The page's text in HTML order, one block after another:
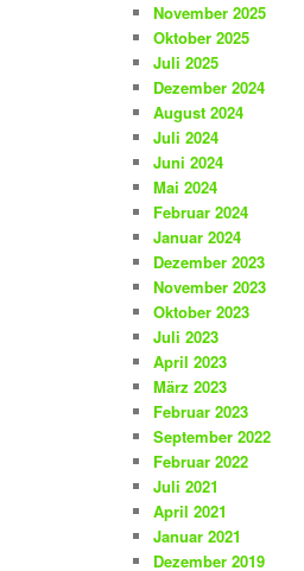
November 2025
Oktober 2025
Juli 2025
Dezember 2024
August 2024
Juli 2024
Juni 2024
Mai 2024
Februar 2024
Januar 2024
Dezember 2023
November 2023
Oktober 2023
Juli 2023
April 2023
März 2023
Februar 2023
September 2022
Februar 2022
Juli 2021
April 2021
Januar 2021
Dezember 2019